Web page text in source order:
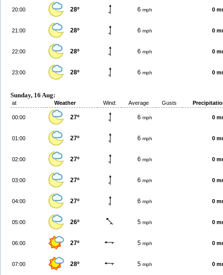
20:00 28º 6 mph 0
21:00 28º 6 mph 0
22:00 28º 6 mph 0
23:00 28º 6 mph 0
Sunday, 16 Aug:
at Weather Wind: Average Gusts
00:00 27º 6 mph 0
01:00 27º 6 mph 0
02:00 27º 6 mph 0
03:00 27º 6 mph 0
04:00 27º 6 mph 0
05:00 26º 5 mph 0
06:00 27º 5 mph 0
07:00 28º 5 mph 0